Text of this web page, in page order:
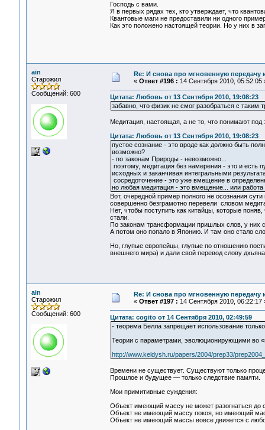
Господь с вами.
Я в первых рядах тех, кто утверждает, что
Квантовые маги не предоставили ни одного
Как это положено настоящей теории. Но у них в
ain
Старожил
Сообщений: 600
Re: И снова про мгновенную
« Ответ #196 : 14 Сентября 2010, 05:52:05
Цитата: Любовь от 13 Сентября 2010, 19:08:23
забавно, что физик не смог разобраться с таким
Медитация, настоящая, а не то, что понимают
Цитата: Любовь от 13 Сентября 2010, 19:08:23
пустое сознание - это вроде как должно быть
возможно?
- по законам Природы - невозможно...
поэтому, медитация без намерения - это и есть
исходных и заканчивая интегральными
сосредоточение - это уже вмещение в
но любая медитация - это вмещение... или
Вот, очередной пример полного не осознания
совершенно безграмотно перевели словом
Нет, чтобы поступить как китайцы, которые
стали.
По законам трансформации пришлых слов, у них
А потом оно попало в Японию. И там оно стало
Но, глупые европейцы, глупые по отношению
внешнего мира) и дали свой перевод слову
ain
Старожил
Сообщений: 600
Re: И снова про мгновенную
« Ответ #197 : 14 Сентября 2010, 06:22:17
Цитата: cogito от 14 Сентября 2010, 02:49:59
- теорема Белла запрещает использование
Теории с параметрами, эволюционирующими во
http://www.keldysh.ru/papers/2004/prep33/
Времени не существует. Существуют только
Прошлое и будущее — только следствие памяти.
Мои примитивные суждения:
Объект имеющий массу не может разогнаться до
Объект не имеющий массу покоя, но имеющий
Объект не имеющий массы вовсе движется с